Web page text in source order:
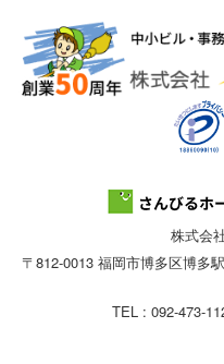
株式会
〒812-0013 福岡市博多区博多
TEL : 092-473-